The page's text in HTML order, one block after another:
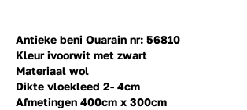
Antieke beni Ouarain nr: 56810
Kleur ivoorwit met zwart
Materiaal wol
Dikte vloekleed 2- 4cm
Afmetingen 400cm x 300cm